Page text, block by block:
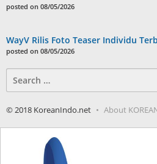
posted on 08/05/2026
WayV Rilis Foto Teaser Individu
posted on 08/05/2026
for:
© 2018 KoreanIndo.net About